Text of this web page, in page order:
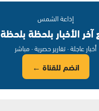
إذاعة الشمس
آخر الأخبار بلحظة بلحظة
أخبار عاجلة · تقارير حصرية · مباشر
انضم للقناة ←